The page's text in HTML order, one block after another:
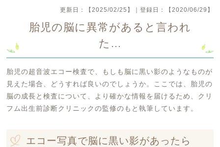
更新日： 【2025/02/25】 ｜登録日： 【2020/06/29】
胎児の脳に異常があると言われ
た…
胎児の超音波エコー検査で、もしも脳に黒い影のようなものが
見えた場合、どうすれば良いのでしょうか。ここでは、胎児の
脳の成長と検査について、より確かな情報を届けるため、クリ
フム出生前診断クリニックの監修のもと執筆しています。
エコー写真で脳に黒い影があったら